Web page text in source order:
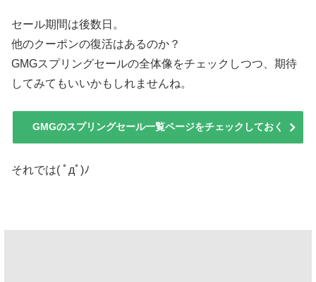
セール期間は後数日。
他のクーポンの復活はあるのか？
GMGスプリングセールの全体像をチェックしつつ、期待
してみてもいいかもしれませんね。
GMGのスプリングセール一覧ページをチェックしておく
それでは( ﾟдﾟ)ﾉ